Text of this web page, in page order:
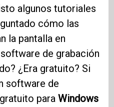
algunos tutoriales
cómo las
la pantalla en
software de grabación
¿Era gratuito? Si
software de
paraWindows